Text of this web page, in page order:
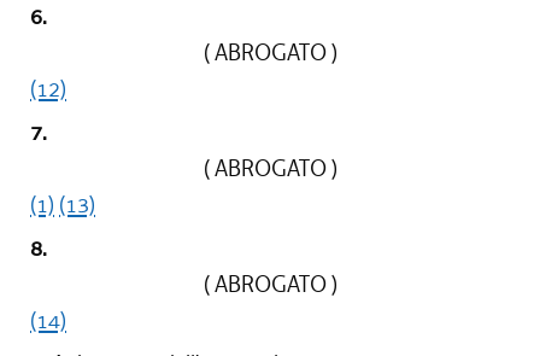
6.
( ABROGATO )
(12)
7.
( ABROGATO )
(1) (13)
8.
( ABROGATO )
(14)